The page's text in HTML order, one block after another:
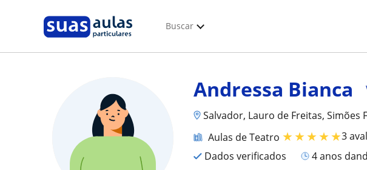
Buscar
Andressa Bianca
Salvador, Lauro de Freitas, Simões
Aulas de Teatro ★★★★★3
Dados verificados
4 anos